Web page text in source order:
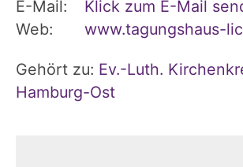
E-Mail:
Klick zum E-Mail
Web:
www.tagungshaus-
Gehört zu: Ev.-Luth.
Hamburg-Ost